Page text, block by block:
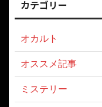
カテゴリー
オカルト
オススメ記事
ミステリー